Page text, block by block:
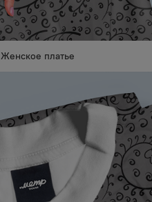
Женское платье